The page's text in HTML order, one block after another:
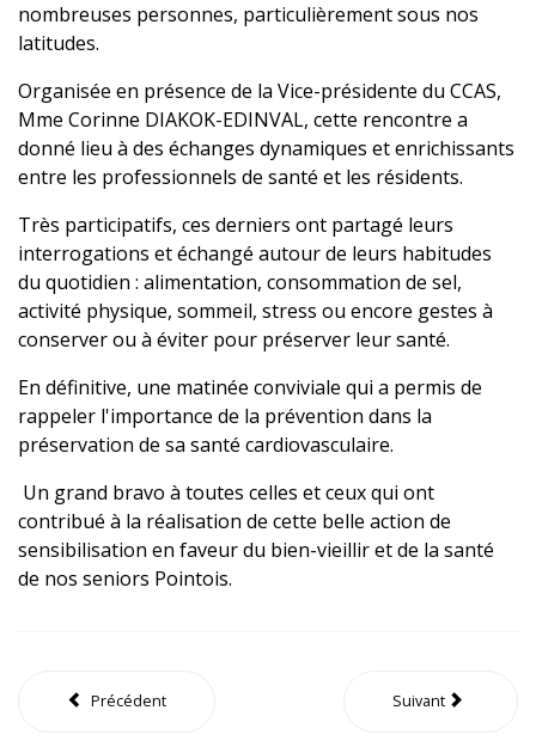
nombreuses personnes, particulièrement sous nos
latitudes.
Organisée en présence de la Vice-présidente du CCAS,
Mme Corinne DIAKOK-EDINVAL, cette rencontre a
donné lieu à des échanges dynamiques et enrichissants
entre les professionnels de santé et les résidents.
Très participatifs, ces derniers ont partagé leurs
interrogations et échangé autour de leurs habitudes
du quotidien : alimentation, consommation de sel,
activité physique, sommeil, stress ou encore gestes à
conserver ou à éviter pour préserver leur santé.
En définitive, une matinée conviviale qui a permis de
rappeler l'importance de la prévention dans la
préservation de sa santé cardiovasculaire.
Un grand bravo à toutes celles et ceux qui ont
contribué à la réalisation de cette belle action de
sensibilisation en faveur du bien-vieillir et de la santé
de nos seniors Pointois.
Précédent Suivant